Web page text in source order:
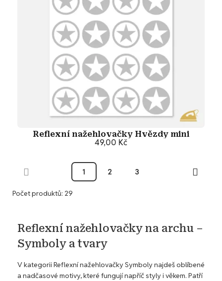
Reflexní nažehlovačky Hvězdy mini
49,00 Kč
Přidat do košíku
1 2 3
Počet produktů: 29
Reflexní nažehlovačky na archu –
Symboly a tvary
V kategorii Reflexní nažehlovačky Symboly najdeš oblíbené
a nadčasové motivy, které fungují napříč styly i věkem. Patří